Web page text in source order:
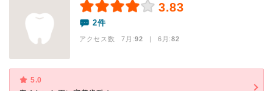
3.83
2件
アクセス数 7月:92 | 6月:82
5.0